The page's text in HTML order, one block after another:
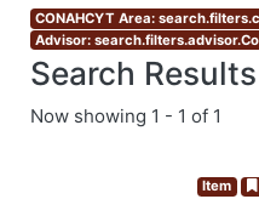
CONAHCYT Area:
Advisor:
Search Results
Now showing 1 - 1 of 1
Item